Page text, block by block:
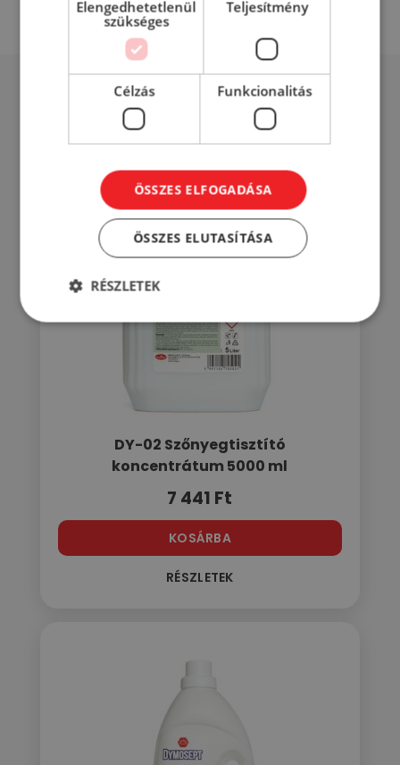
Mások éppen ezt nézik...
DY-02 Szőnyegtisztító
koncentrátum 5000 ml
7 441 Ft
KOSÁRBA
RÉSZLETEK
Elengedhetetlenül
szükséges
Teljesítmény
Célzás Funkcionalitás
ÖSSZES ELFOGADÁSA
ÖSSZES ELUTASÍTÁSA
RÉSZLETEK